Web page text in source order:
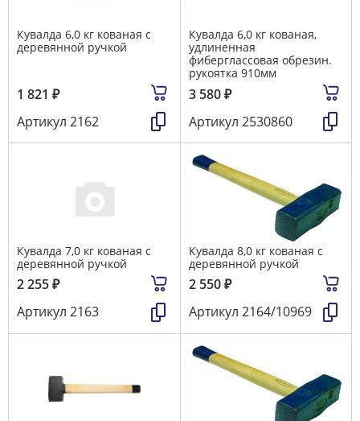
Кувалда 6,0 кг кованая с
деревянной ручкой
1 821 ₽
Артикул 2162
Кувалда 6,0 кг кованая,
удлиненная
фиберглассовая обрезин.
рукоятка 910мм
3 580₽
Артикул 2530860
Кувалда 7,0 кг кованая с
деревянной ручкой
2 255₽
Артикул 2163
Кувалда 8,0 кг кованая с
деревянной ручкой
2 550₽
Артикул 2164/10969